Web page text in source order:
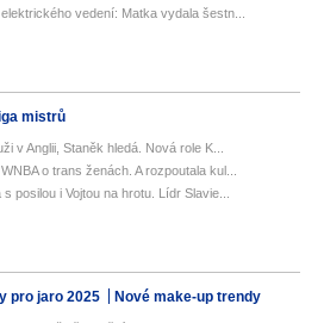
vedení: Matka vydala šestn...
mistrů
v Anglii, Staněk hledá. Nová role K...
o trans ženách. A rozpoutala kul...
posilou i Vojtou na hrotu. Lídr Slavie...
pro jaro 2025 Nové make-up trendy